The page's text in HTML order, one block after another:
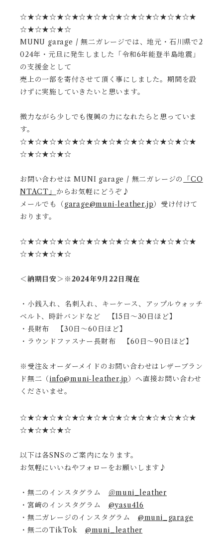
☆★☆★☆★☆★☆★☆★☆★☆★☆★☆★☆★☆★
☆★☆★☆★☆
MUNU garage / 無二ガレージでは、地元・石川県で2
024年・元旦に発生しました「令和6年能登半島地震」
の支援金として
売上の一部を寄付させて頂く事にしました。期間を設
けずに実施していきたいと思います。
微力ながら少しでも復興の力になれたらと思っていま
す。
☆★☆★☆★☆★☆★☆★☆★☆★☆★☆★☆★☆★
☆★☆★☆★☆
お問い合わせは MUNI garage / 無二ガレージの
「CO
NTACT」 からお気軽にどうぞ♪
メールでも（garage@muni-leather.jp）受け付けて
おります。
☆★☆★☆★☆★☆★☆★☆★☆★☆★☆★☆★☆★
☆★☆★☆★☆
＜納期目安＞※2024年9月22日現在
・小銭入れ、名刺入れ、キーケース、アップルウォッチ
ベルト、時計バンドなど 【15日〜30日ほど】
・長財布 【30日〜60日ほど】
・ラウンドファスナー長財布 【60日〜90日ほど】
※受注＆オーダーメイドのお問い合わせはレザーブラン
ド無二（info@muni-leather.jp）へ直接お問い合わせ
くださいませ。
☆★☆★☆★☆★☆★☆★☆★☆★☆★☆★☆★☆★
☆★☆★☆★☆
以下は各SNSのご案内になります。
お気軽にいいねやフォローをお願いします♪
・無二のインスタグラム ＠muni_leather
・宮﨑のインスタグラム @yasu416
・無二ガレージのインスタグラム @muni_garage
・無二のTikTok @muni_leather